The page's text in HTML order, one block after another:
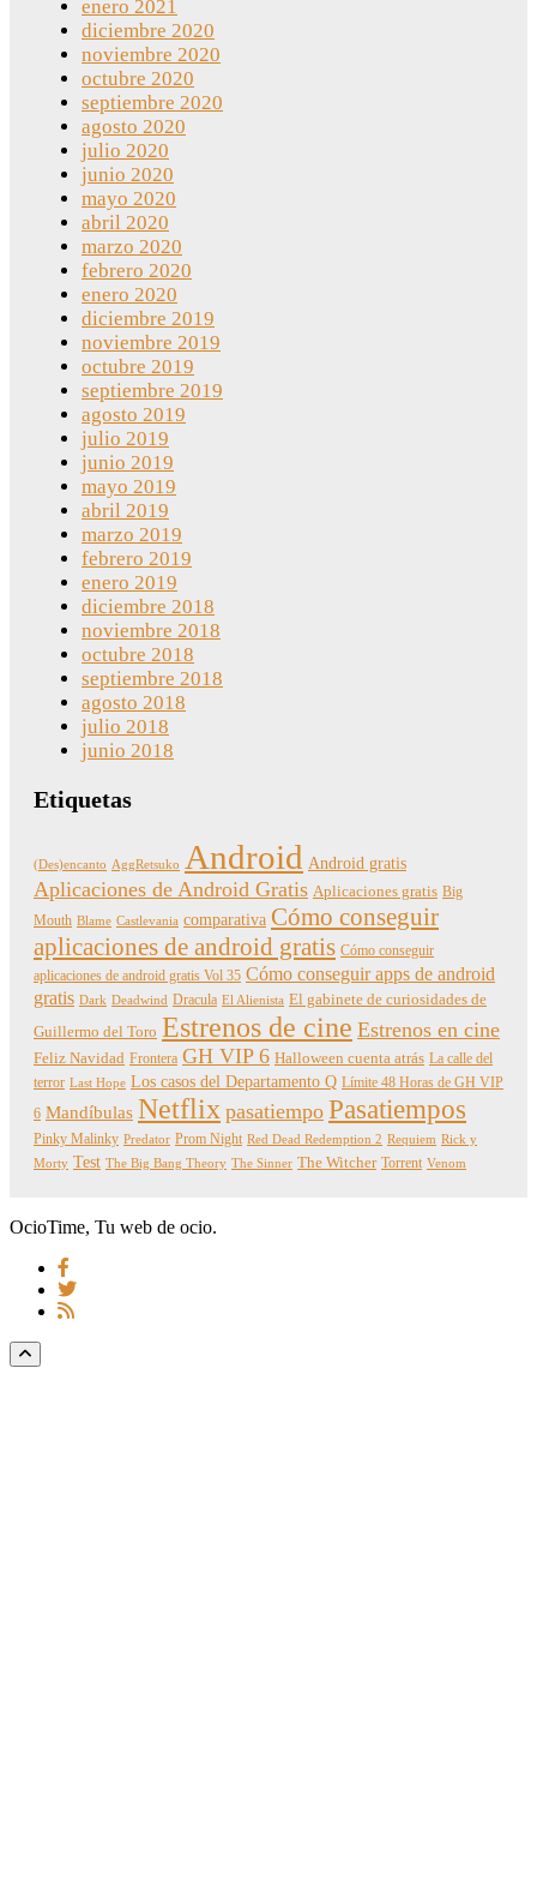
enero 2021
diciembre 2020
noviembre 2020
octubre 2020
septiembre 2020
agosto 2020
julio 2020
junio 2020
mayo 2020
abril 2020
marzo 2020
febrero 2020
enero 2020
diciembre 2019
noviembre 2019
octubre 2019
septiembre 2019
agosto 2019
julio 2019
junio 2019
mayo 2019
abril 2019
marzo 2019
febrero 2019
enero 2019
diciembre 2018
noviembre 2018
octubre 2018
septiembre 2018
agosto 2018
julio 2018
junio 2018
Etiquetas
(Des)encanto AggRetsuko Android Android gratis
Aplicaciones de Android Gratis Aplicaciones gratis Big
Mouth Blame Castlevania comparativa Cómo conseguir
aplicaciones de android gratis Cómo conseguir
aplicaciones de android gratis Vol 35 Cómo conseguir apps de android
gratis Dark Deadwind Dracula El Alienista El gabinete de curiosidades de
Guillermo del Toro Estrenos de cine Estrenos en cine
Feliz Navidad Frontera GH VIP 6 Halloween cuenta atrás La calle del
terror Last Hope Los casos del Departamento Q Límite 48 Horas de GH VIP
6 Mandíbulas Netflix pasatiempo Pasatiempos
Pinky Malinky Predator Prom Night Red Dead Redemption 2 Requiem Rick y
Morty Test The Big Bang Theory The Sinner The Witcher Torrent Venom
OcioTime, Tu web de ocio.